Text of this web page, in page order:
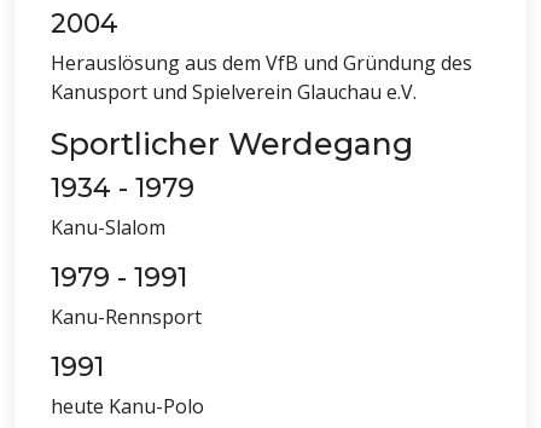
2004
Herauslösung aus dem VfB und Gründung des
Kanusport und Spielverein Glauchau e.V.
Sportlicher Werdegang
1934 - 1979
Kanu-Slalom
1979 - 1991
Kanu-Rennsport
1991
heute Kanu-Polo